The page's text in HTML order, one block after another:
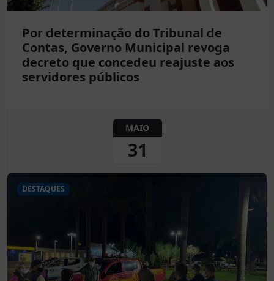
Por determinação do Tribunal de
Contas, Governo Municipal revoga
decreto que concedeu reajuste aos
servidores públicos
MAIO
31
DESTAQUES